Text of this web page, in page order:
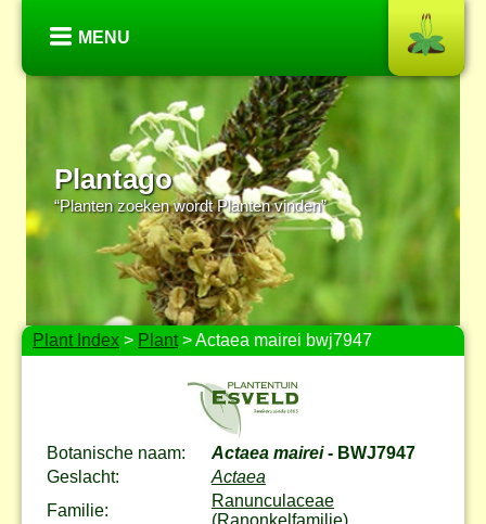
MENU
Plantago
“Planten zoeken wordt Planten vinden”
Plant Index > Plant> Actaea mairei bwj7947
Botanische naam: Actaea mairei- BWJ7947
Geslacht:
Actaea
Familie:
Ranunculaceae
(Ranonkelfamilie)